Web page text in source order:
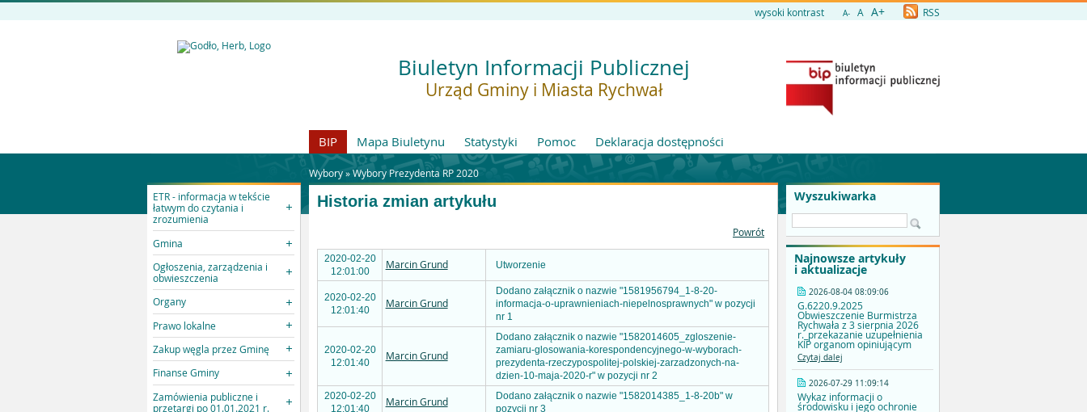
wysoki kontrast A- A A+ RSS
Biuletyn Informacji Publicznej
Urząd Gminy i Miasta Rychwał
BIP Mapa Biuletynu Statystyki Pomoc Deklaracja dostępności
Wybory »Wybory Prezydenta RP 2020
ETR - informacja w tekście
łatwym do czytania i
zrozumienia
Gmina
Ogłoszenia, zarządzenia i
obwieszczenia
Organy
Prawo lokalne
Zakup węgla przez Gminę
Finanse Gminy
Zamówienia publiczne i
przetargi po 01.01.2021 r.
Wyszukiwarka
Najnowsze artykuły
i aktualizacje
2026-08-04 08:09:06
G.6220.9.2025
Obwieszczenie Burmistrza
Rychwała z 3 sierpnia 2026
r._przekazanie uzupełnienia
KIP organom opiniującym
Czytaj dalej
2026-07-29 11:09:14
Wykaz informacji o
środowisku i jego ochronie
Historia zmian artykułu
Powrót
2020-02-20
12:01:00
Marcin Grund Utworzenie
2020-02-20
12:01:40
Marcin Grund
Dodano załącznik o nazwie "1581956794_1-8-20-
informacja-o-uprawnieniach-niepelnosprawnych" w pozycji
nr 1
2020-02-20
12:01:40
Marcin Grund
Dodano załącznik o nazwie "1582014605_zgloszenie-
zamiaru-glosowania-korespondencyjnego-w-wyborach-
prezydenta-rzeczypospolitej-polskiej-zarzadzonych-na-
dzien-10-maja-2020-r" w pozycji nr 2
2020-02-20
12:01:40
Marcin Grund
Dodano załącznik o nazwie "1582014385_1-8-20b" w
pozycji nr 3